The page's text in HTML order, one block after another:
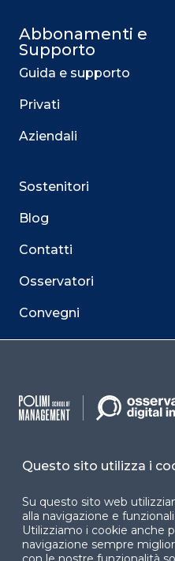
Abbonamenti e
Supporto
Guida e supporto
Privati
Aziendali
Sostenitori
Blog
Contatti
Osservatori
Convegni
Webinar
Facebook
Questo sito utilizza i
Su questo sito web
alla navigazione e
Utilizziamo i cookie anche
navigazione sempre